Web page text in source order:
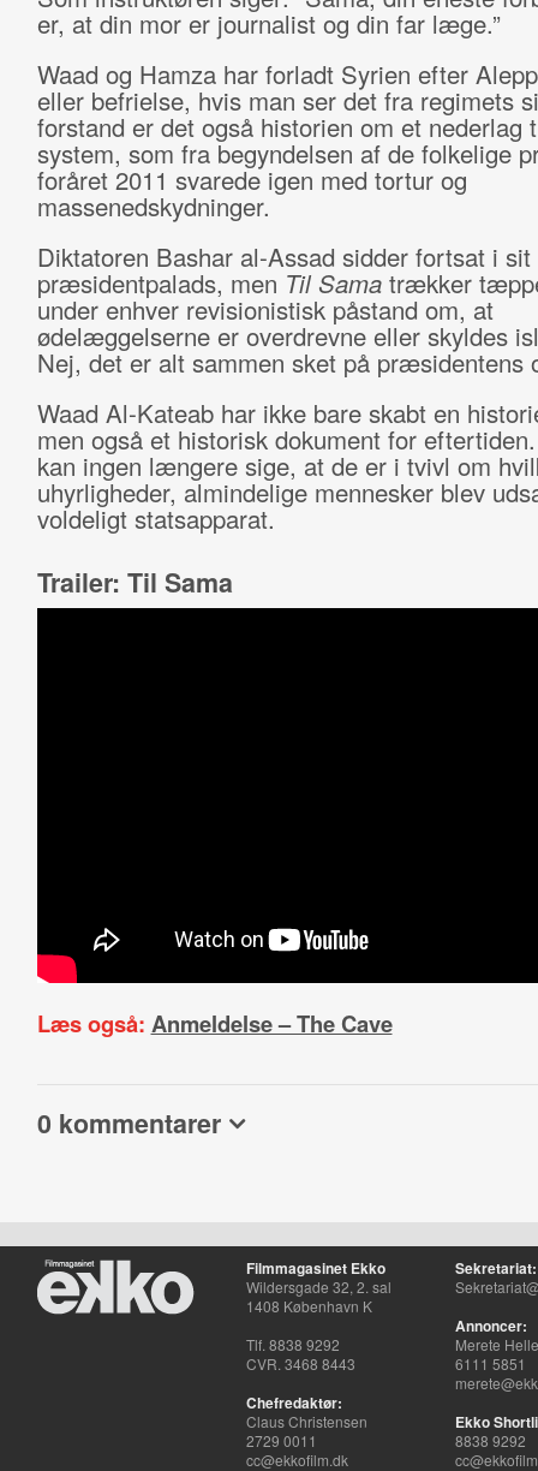
er, at din mor er journalist og din far læge.”
Waad og Hamza har forladt Syrien efter
eller befrielse, hvis man ser det fra regimets
forstand er det også historien om et nederlag
system, som fra begyndelsen af de folkelige
foråret 2011 svarede igen med tortur og
massenedskydninger.
Diktatoren Bashar al-Assad sidder fortsat i sit
præsidentpalads, men Til Sama trækker
under enhver revisionistisk påstand om, at
ødelæggelserne er overdrevne eller skyldes
Nej, det er alt sammen sket på præsidentens
Waad Al-Kateab har ikke bare skabt en
men også et historisk dokument for
kan ingen længere sige, at de er i tvivl om
uhyrligheder, almindelige mennesker blev
voldeligt statsapparat.
Trailer: Til Sama
Læs også: Anmeldelse – The Cave
0 kommentarer
Filmmagasinet Ekko
Wildersgade 32, 2. sal
1408 København K
Tlf. 8838 9292
CVR. 3468 8443
Chefredaktør:
Claus Christensen
2729 0011
cc@ekkofilm.dk
Sekretariat:
Annoncer:
Merete
6111 5851
Ekko
8838 9292